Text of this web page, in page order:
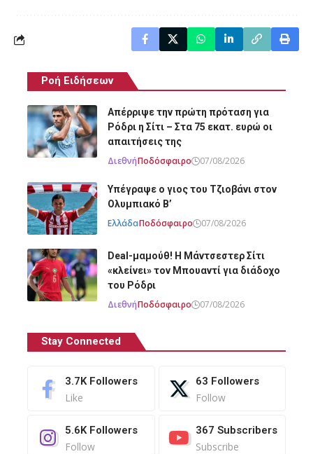
Ροή Ειδήσεων
Απέρριψε την πρώτη πρόταση για
Ρόδρι η Σίτι – Στα 75 εκατ. ευρώ οι
απαιτήσεις της
ΔιεθνήΠοδόσφαιρο 07/08/2026
Υπέγραψε ο γιος του Τζιοβάνι στον
Ολυμπιακό Β’
ΕλλάδαΠοδόσφαιρο 07/08/2026
Deal-μαμούθ! Η Μάντσεστερ Σίτι
«κλείνει» τον Μπουαντί για διάδοχο
του Ρόδρι
ΔιεθνήΠοδόσφαιρο 07/08/2026
Stay Connected
3.7K Followers
Like
63 Followers
Follow
5.6K Followers
Follow
367 Subscribers
Subscribe